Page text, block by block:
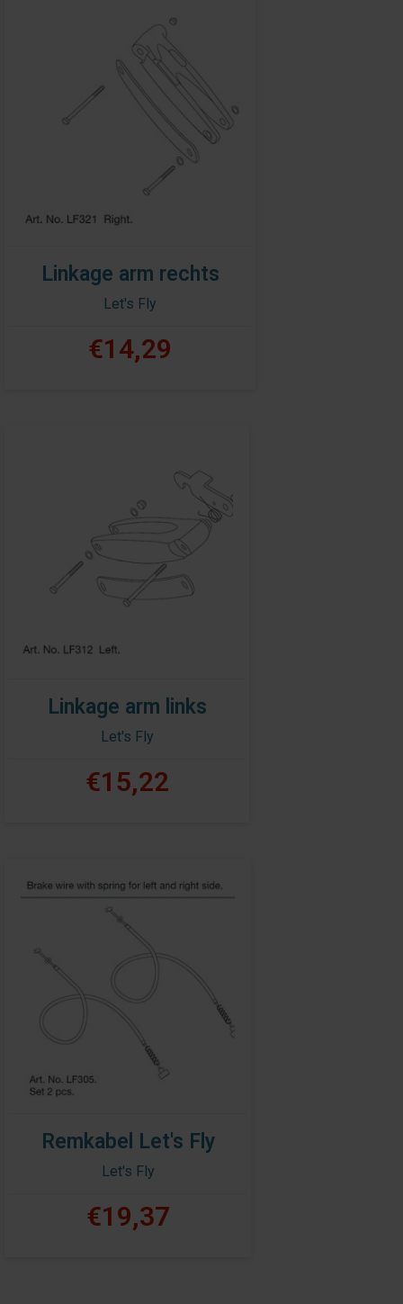
Linkage arm rechts
Let's Fly
€14,29
Linkage arm links
Let's Fly
€15,22
Remkabel Let's Fly
Let's Fly
€19,37